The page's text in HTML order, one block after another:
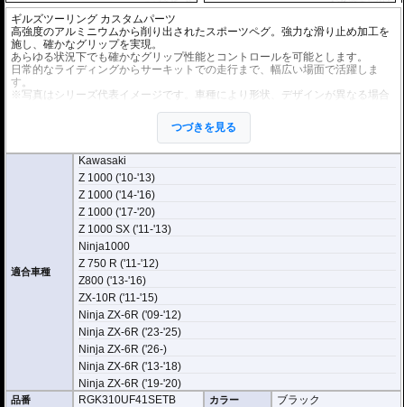
ギルズツーリング カスタムパーツ
高強度のアルミニウムから削り出されたスポーツペグ。強力な滑り止め加工を
施し、確かなグリップを実現。
あらゆる状況下でも確かなグリップ性能とコントロールを可能とします。
日常的なライディングからサーキットでの走行まで、幅広い場面で活躍しま
す。
※写真はシリーズ代表イメージです。車種により形状、デザインが異なる場合
オプションの拡張キットを使用することにより、ペグ位置を24ポジションから
ライディングスタイルに合わせて調整が可能になります。
つづきを見る
適合車種
Kawasaki
Z 1000 ('10-'13)
Z 1000 ('14-'16)
Z 1000 ('17-'20)
Z 1000 SX ('11-'13)
Ninja1000
Z 750 R ('11-'12)
Z800 ('13-'16)
ZX-10R ('11-'15)
Ninja ZX-6R ('09-'12)
Ninja ZX-6R ('23-'25)
Ninja ZX-6R ('26-)
Ninja ZX-6R ('13-'18)
Ninja ZX-6R ('19-'20)
品番 RGK310UF41SETB カラー ブラック